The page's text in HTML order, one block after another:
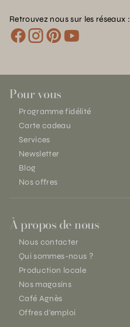
Retrouvez nous sur les réseaux :
Pour vous
Programme fidélité
Carte cadeau
Services
Newsletter
Blog
Nos offres
À propos de nous
Nous contacter
Qui sommes-nous ?
Production locale
Nos magasins
Café Agnès
Offres d'emploi